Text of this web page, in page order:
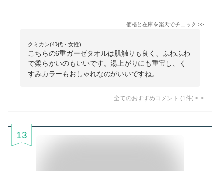
価格と在庫を楽天でチェック >>
クミカン(40代・女性)
こちらの6重ガーゼタオルは肌触りも良く、ふわふわ
で柔らかいのもいいです。湯上がりにも重宝し、く
すみカラーもおしゃれなのがいいですね。
全てのおすすめコメント (1 件) >
13